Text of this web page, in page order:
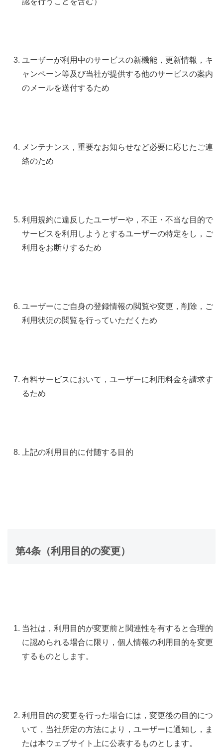
ユーザーが利用中のサービスの新機能，更新情報，キ
ャンペーン等及び当社が提供する他のサービスの案内
のメールを送付するため
メンテナンス，重要なお知らせなど必要に応じたご連
絡のため
利用規約に違反したユーザーや，不正・不当な目的で
サービスを利用しようとするユーザーの特定をし，ご
利用をお断りするため
ユーザーにご自身の登録情報の閲覧や変更，削除，ご
利用状況の閲覧を行っていただくため
有料サービスにおいて，ユーザーに利用料金を請求す
るため
上記の利用目的に付随する目的
第4条（利用目的の変更）
当社は，利用目的が変更前と関連性を有すると合理的
に認められる場合に限り，個人情報の利用目的を変更
するものとします。
利用目的の変更を行った場合には，変更後の目的につ
いて，当社所定の方法により，ユーザーに通知し，ま
たは本ウェブサイト上に公表するものとします。